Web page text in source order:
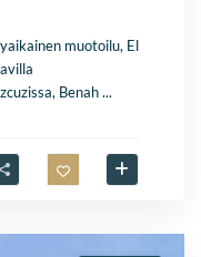
muotoilu, El
Benah...